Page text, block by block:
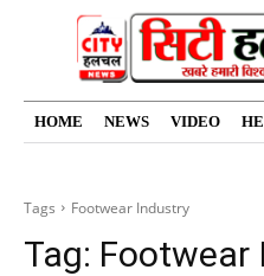
HOME NEWS VIDEO
Tags Footwear Industry
Tag: Footwear